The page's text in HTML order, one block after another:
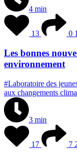
4 min
13 0
Les bonnes
environnement
#Laboratoire des
aux changements
3 min
17 7